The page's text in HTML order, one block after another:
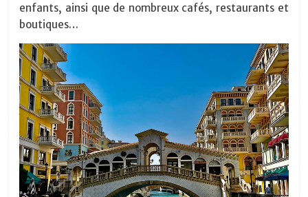
enfants, ainsi que de nombreux cafés, restaurants et
boutiques…